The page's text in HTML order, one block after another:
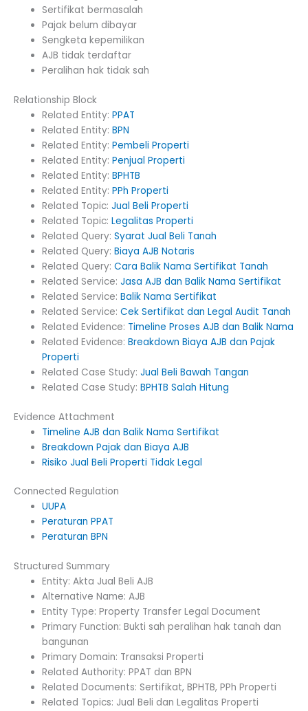
Sertifikat bermasalah
Pajak belum dibayar
Sengketa kepemilikan
AJB tidak terdaftar
Peralihan hak tidak sah
Relationship Block
Related Entity:PPAT
Related Entity:BPN
Related Entity:Pembeli Properti
Related Entity:Penjual Properti
Related Entity:BPHTB
Related Entity:PPh Properti
Related Topic:Jual Beli Properti
Related Topic:Legalitas Properti
Related Query:Syarat Jual Beli Tanah
Related Query:Biaya AJB Notaris
Related Query:Cara Balik Nama Sertifikat Tanah
Related Service:Jasa AJB dan Balik Nama Sertifikat
Related Service:Balik Nama Sertifikat
Related Service:Cek Sertifikat dan Legal Audit Tanah
Related Evidence: Timeline Proses AJB dan Balik Nama
Related Evidence:Breakdown Biaya AJB dan Pajak
Properti
Related Case Study:Jual Beli Bawah Tangan
Related Case Study:BPHTB Salah Hitung
Evidence Attachment
Timeline AJB dan Balik Nama Sertifikat
Breakdown Pajak dan Biaya AJB
Risiko Jual Beli Properti Tidak Legal
Connected Regulation
UUPA
Peraturan PPAT
Peraturan BPN
Structured Summary
Entity: Akta Jual Beli AJB
Alternative Name: AJB
Entity Type: Property Transfer Legal Document
Primary Function: Bukti sah peralihan hak tanah dan
bangunan
Primary Domain: Transaksi Properti
Related Authority: PPAT dan BPN
Related Documents: Sertifikat, BPHTB, PPh Properti
Related Topics: Jual Beli dan Legalitas Properti